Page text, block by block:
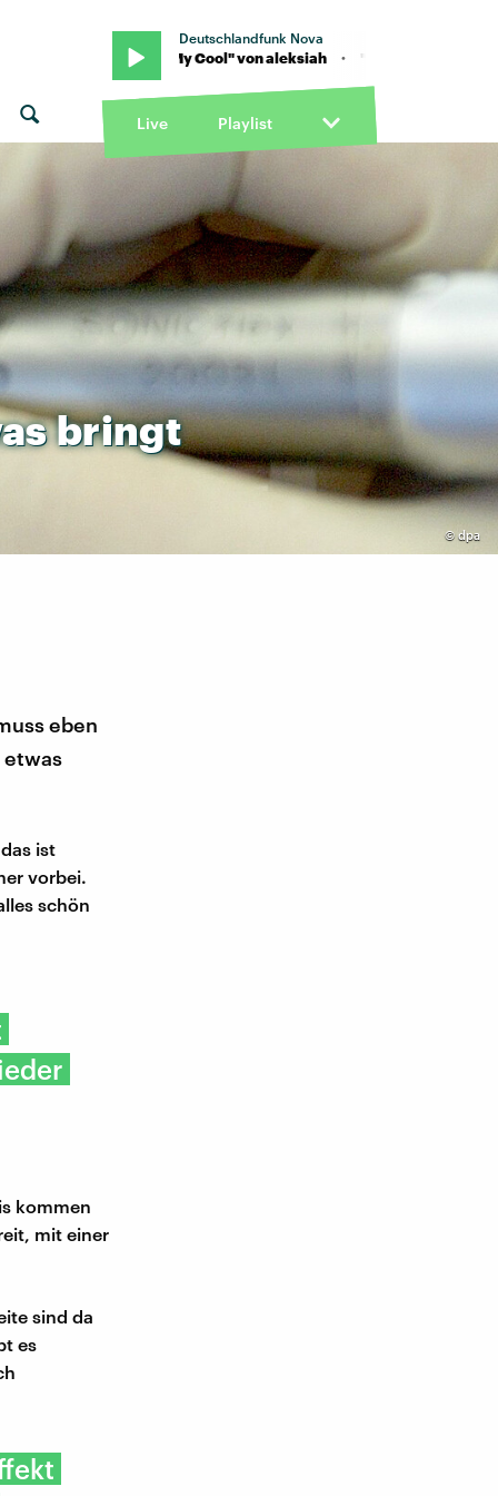
Deutschlandfunk Nova
"Keep My Cool" von aleksiah · "Keep My Cool" von aleksiah ·
Live Playlist
© dpa
bringt
eben
etwas
ist
vorbei.
schön
kommen
mit einer
sind da
es